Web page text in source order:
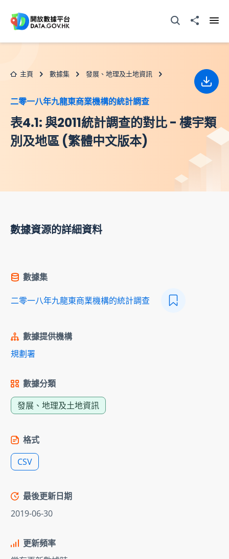
打開搜尋器分享至
主頁 數據集 發展、地理及土地資訊
二零一八年九龍東商業機構的統計調查
表4.1: 與2011統計調查的對比 - 樓宇類
別及地區 (繁體中文版本)
下載
數據資源的詳細資料
數據集
二零一八年九龍東商業機構的統計調查
數據提供機構
規劃署
數據分類
發展、地理及土地資訊
格式
CSV
最後更新日期
2019-06-30
更新頻率